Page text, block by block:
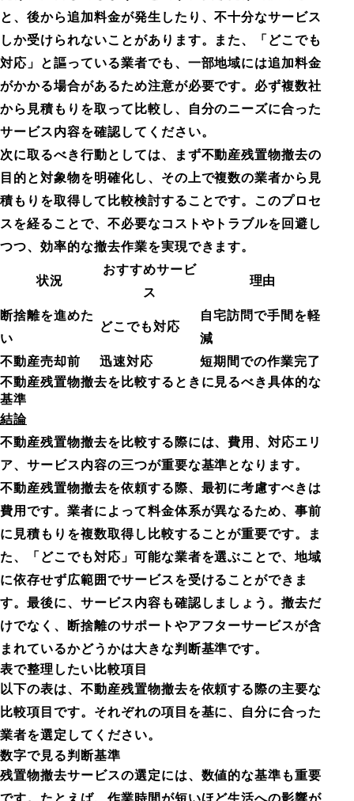
と、後から追加料金が発生したり、不十分なサービス
しか受けられないことがあります。また、「どこでも
対応」と謳っている業者でも、一部地域には追加料金
がかかる場合があるため注意が必要です。必ず複数社
から見積もりを取って比較し、自分のニーズに合った
サービス内容を確認してください。
次に取るべき行動としては、まず不動産残置物撤去の
目的と対象物を明確化し、その上で複数の業者から見
積もりを取得して比較検討することです。このプロセ
スを経ることで、不必要なコストやトラブルを回避し
つつ、効率的な撤去作業を実現できます。
状況
おすすめサービ
ス
理由
断捨離を進めた
い
どこでも対応
自宅訪問で手間を軽
減
不動産売却前
迅速対応
短期間での作業完了
不動産残置物撤去を比較するときに見るべき具体的な
基準
結論
不動産残置物撤去を比較する際には、費用、対応エリ
ア、サービス内容の三つが重要な基準となります。
不動産残置物撤去を依頼する際、最初に考慮すべきは
費用です。業者によって料金体系が異なるため、事前
に見積もりを複数取得し比較することが重要です。ま
た、「どこでも対応」可能な業者を選ぶことで、地域
に依存せず広範囲でサービスを受けることができま
す。最後に、サービス内容も確認しましょう。撤去だ
けでなく、断捨離のサポートやアフターサービスが含
まれているかどうかは大きな判断基準です。
表で整理したい比較項目
以下の表は、不動産残置物撤去を依頼する際の主要な
比較項目です。それぞれの項目を基に、自分に合った
業者を選定してください。
数字で見る判断基準
残置物撤去サービスの選定には、数値的な基準も重要
です。たとえば、作業時間が短いほど生活への影響が